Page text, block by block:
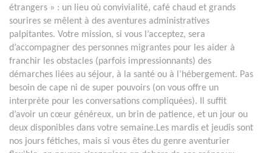
étrangers » : un lieu où convivialité, café chaud et grands
sourires se mêlent à des aventures administratives
palpitantes. Votre mission, si vous l’acceptez, sera
d’accompagner des personnes migrantes pour les aider à
franchir les obstacles (parfois impressionnants) des
démarches liées au séjour, à la santé ou à l’hébergement. Pas
besoin de cape ni de super pouvoirs (on vous offre un
interprète pour les conversations compliquées). Il suffit
d’avoir un cœur généreux, un brin de patience, et un jour ou
deux disponibles dans votre semaine.Les mardis et jeudis sont
nos jours fétiches, mais si vous êtes du genre aventurier